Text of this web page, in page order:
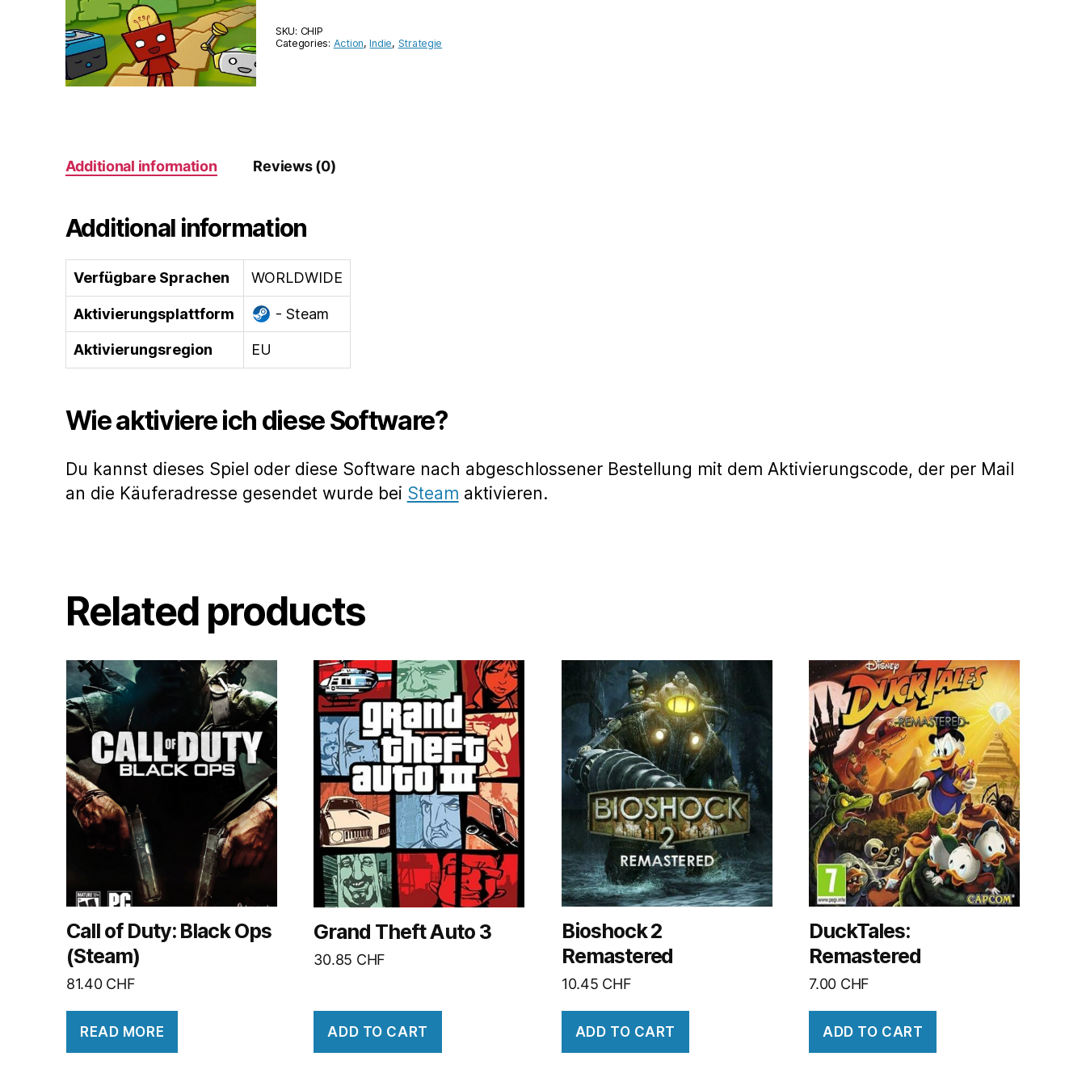
SKU: CHIP
Categories: Action,Indie, Strategie
Additional information Reviews (0)
Additional information
Verfügbare Sprachen WORLDWIDE
Aktivierungsplattform - Steam
Aktivierungsregion EU
Wie aktiviere ich diese Software?
Du kannst dieses Spiel oder diese Software nach abgeschlossener Bestellung mit dem Aktivierungscode, der per Mail
an die Käuferadresse gesendet wurde bei Steam aktivieren.
Related products
Call of Duty: Black Ops
(Steam)
81.40 CHF
READ MORE
Grand Theft Auto 3
30.85 CHF
ADD TO CART
Bioshock 2
Remastered
10.45 CHF
ADD TO CART
DuckTales:
Remastered
7.00 CHF
ADD TO CART